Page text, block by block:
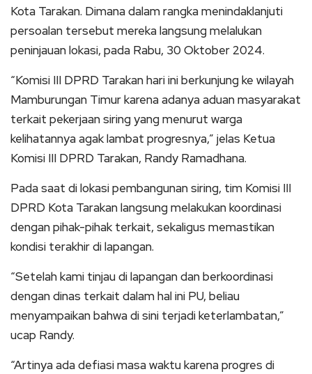
Kota Tarakan. Dimana dalam rangka menindaklanjuti
persoalan tersebut mereka langsung melalukan
peninjauan lokasi, pada Rabu, 30 Oktober 2024.
“Komisi III DPRD Tarakan hari ini berkunjung ke wilayah
Mamburungan Timur karena adanya aduan masyarakat
terkait pekerjaan siring yang menurut warga
kelihatannya agak lambat progresnya,” jelas Ketua
Komisi III DPRD Tarakan, Randy Ramadhana.
Pada saat di lokasi pembangunan siring, tim Komisi III
DPRD Kota Tarakan langsung melakukan koordinasi
dengan pihak-pihak terkait, sekaligus memastikan
kondisi terakhir di lapangan.
“Setelah kami tinjau di lapangan dan berkoordinasi
dengan dinas terkait dalam hal ini PU, beliau
menyampaikan bahwa di sini terjadi keterlambatan,”
ucap Randy.
“Artinya ada defiasi masa waktu karena progres di